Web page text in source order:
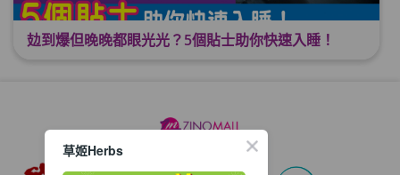
攰到爆但晚晚都眼光光？5個貼士助你快速入睡！
草姬Herbs